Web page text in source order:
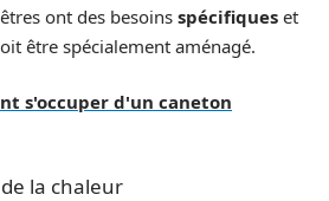
ont des besoins spécifiques et
être spécialement aménagé.
s'occuper d'un caneton
la chaleur